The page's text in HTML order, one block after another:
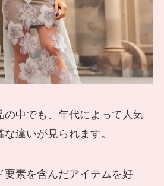
の中でも、年代によって人気
違いが見られます。
要素を含んだアイテムを好